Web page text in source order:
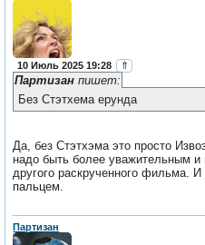
10 Июль 2025 19:28 ⇑
Партизанпишет:
Без Стэтхема ерунда
Да, без Стэтхэма это просто
надо быть более уважительным и
другого раскрученного фильма.
пальцем.
Партизан